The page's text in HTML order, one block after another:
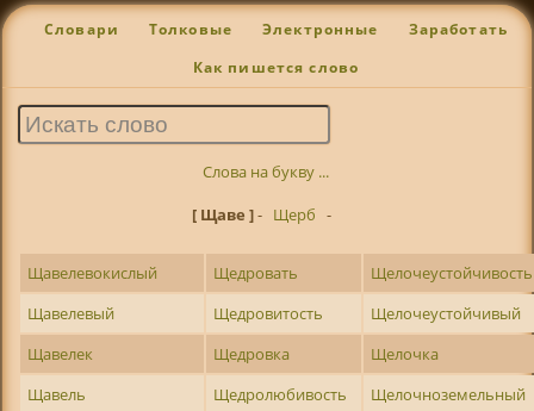
Словари Толковые Электронные Заработать
Как пишется слово
Слова на букву ...
[ Щаве ]- Щерб -
Щавелевокислый Щедровать
Щелочеустойчивость
Щавелевый
Щедровитость
Щелочеустойчивый
Щавелек
Щедровка
Щелочка
Щавель
Щедролюбивость
Щелочноземельный